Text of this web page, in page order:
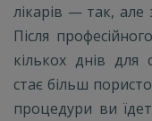
лікарів — так,
Після
кількох днів для
стає більш
процедури ви